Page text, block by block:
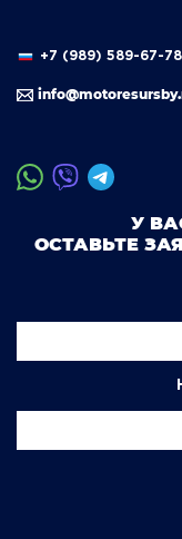
+7 (989) 589-67-78
У
ОСТАВЬТЕ